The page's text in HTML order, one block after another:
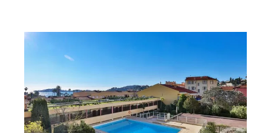
29,52 m2, 1 pièce
Ref : 5586
Appartement F1 à vendre
322 000 €